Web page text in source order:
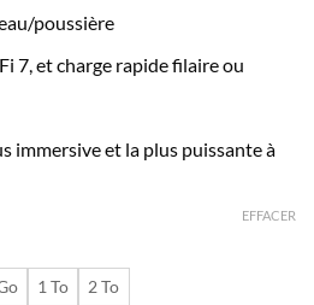
poussière
7, et charge rapide filaire ou
immersive et la plus puissante à
1 To 2 To
EFFACER